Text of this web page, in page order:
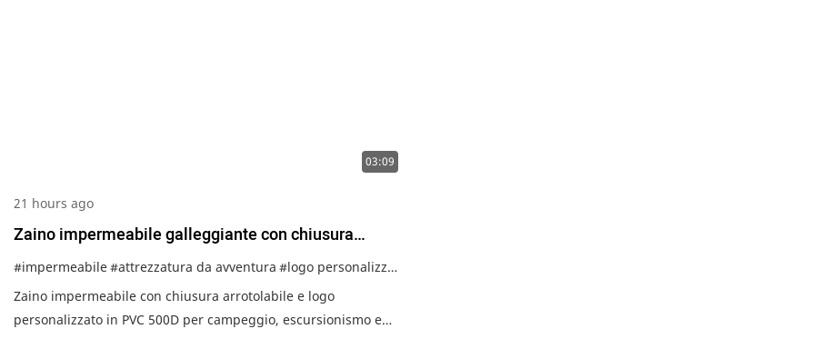
03:09
21 hours ago
Zaino impermeabile galleggiante con chiusura
arrotolabile, ideale per sport acquatici, escursioni e
kayak, con logo personalizzato OEM. Zaino
impermeabile definitivo per gli amanti dell'avventura.
#impermeabile#attrezzatura da avventura #logo personalizzato
Zaino impermeabile con chiusura arrotolabile e logo
personalizzato in PVC 500D per campeggio, escursionismo e